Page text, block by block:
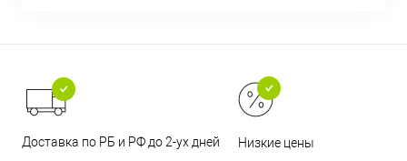
Доставка по РБ и РФ до 2-ух дней Низкие цены